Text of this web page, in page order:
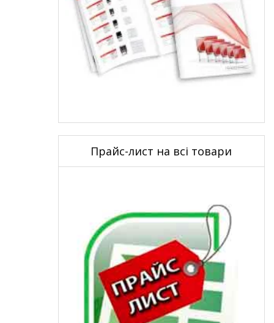
Прайс-лист на всі товари